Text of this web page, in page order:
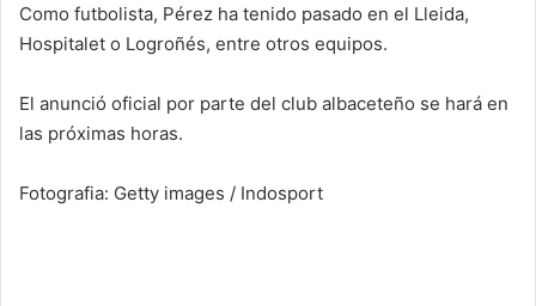
Como futbolista, Pérez ha tenido pasado en el Lleida,
Hospitalet o Logroñés, entre otros equipos.
El anunció oficial por parte del club albaceteño se hará en
las próximas horas.
Fotografia: Getty images / Indosport